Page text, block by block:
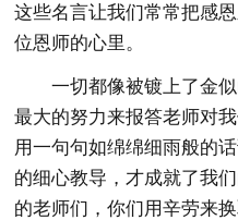
这些名言让我们常常把感
位恩师的心里。
一切都像被镀上了金
最大的努力来报答老师对
用一句句如绵绵细雨般的
的细心教导，才成就了我
的老师们，你们用辛劳来